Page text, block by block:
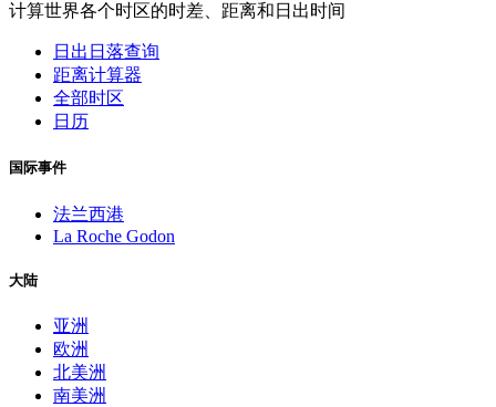
计算世界各个时区的时差、距离和日出时间
日出日落查询
距离计算器
全部时区
日历
国际事件
法兰西港
La Roche Godon
大陆
亚洲
欧洲
北美洲
南美洲